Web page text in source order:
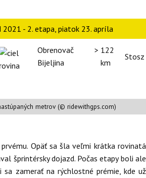
2021 - 2. etapa, piatok 23. apríla
Obrenovač >
Bijeljina
122
km
Stosz
metrov (© ridewithgps.com)
Opäť sa šla veľmi krátka rovinatá
šprintérsky dojazd. Počas etapy boli ale
sa zamerať na rýchlostné prémie, kde už